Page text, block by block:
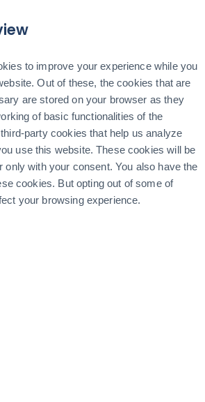
to improve your experience while you
Out of these, the cookies that are
are stored on your browser as they
of basic functionalities of the
party cookies that help us analyze
use this website. These cookies will be
only with your consent. You also have the
cookies. But opting out of some of
your browsing experience.